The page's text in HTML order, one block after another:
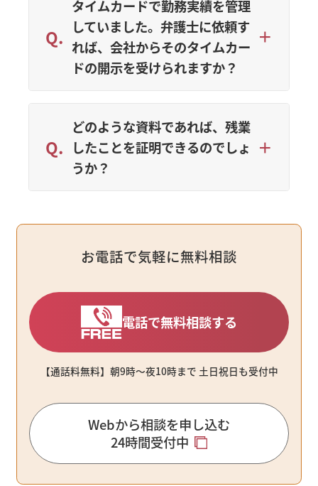
タイムカードで勤務実績を管理
していました。弁護士に依頼す
れば、会社からそのタイムカー
ドの開示を受けられますか？
どのような資料であれば、残業
したことを証明できるのでしょ
うか？
お電話で気軽に無料相談
電話で無料相談する
【通話料無料】朝9時〜夜10時まで ⼟⽇祝⽇も受付中
Webから相談を申し込む
24時間受付中